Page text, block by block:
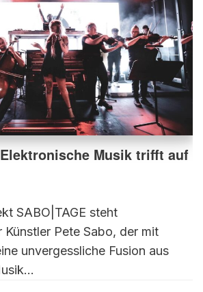
Elektronische Musik trifft auf
SABO|TAGE steht
Pete Sabo, der mit
unvergessliche Fusion aus